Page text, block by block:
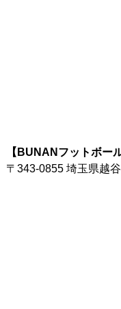
【BUNANフットボー
〒343-0855 埼玉県越